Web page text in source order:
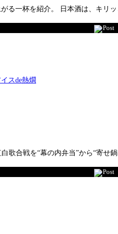
る一杯を紹介。 日本酒は、キ
Post
歌合戦を“幕の内弁当”から“寄
Post